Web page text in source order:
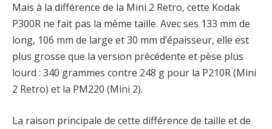
Mais à la différence de la Mini 2 Retro, cette Kodak
P300R ne fait pas la même taille. Avec ses 133 mm de
long, 106 mm de large et 30 mm d’épaisseur, elle est
plus grosse que la version précédente et pèse plus
lourd : 340 grammes contre 248 g pour la P210R (Mini
2 Retro) et la PM220 (Mini 2).
La raison principale de cette différence de taille et de